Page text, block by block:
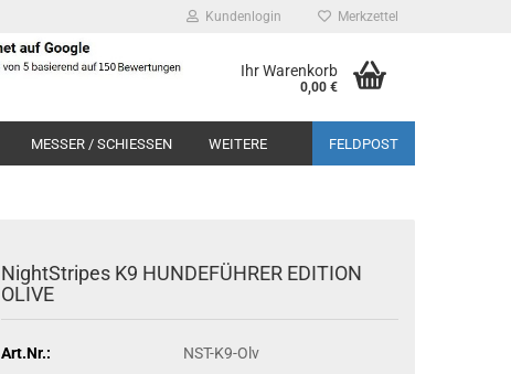
Kundenlogin Merkzettel
Ihr Warenkorb
0,00 €
MESSER / SCHIESSEN FELDPOST
WEITERE
NightStripes K9 HUNDEFÜHRER EDITION
OLIVE
Art.Nr.:
NST-K9-Olv